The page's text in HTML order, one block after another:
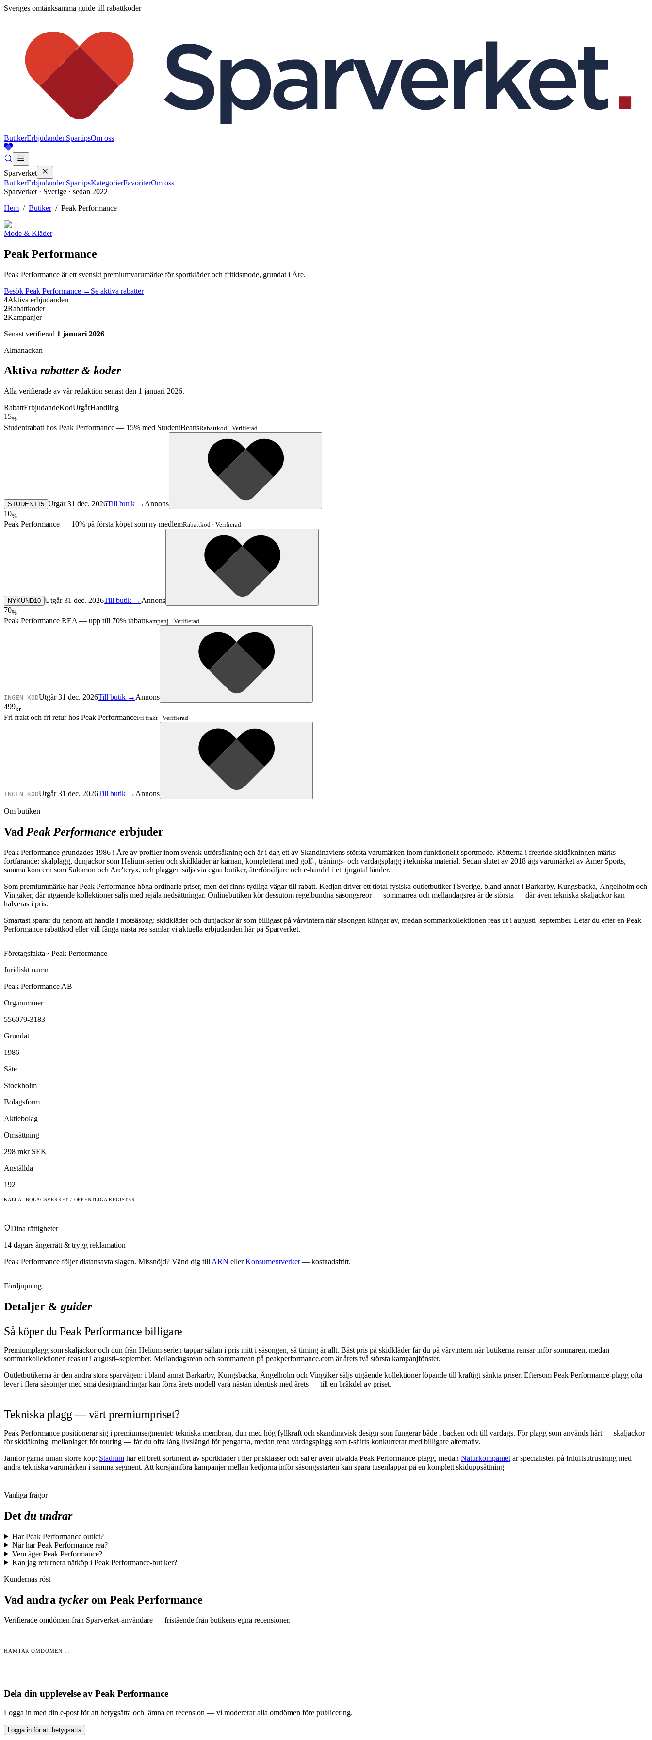
Sveriges omtänksamma guide till rabattkoder
ButikerErbjudandenSpartipsOm oss
Sparverket
ButikerErbjudandenSpartipsKategorierFavoriterOm oss
Sparverket · Sverige · sedan 2022
Hem / Butiker/ Peak Performance
Mode & Kläder
Peak Performance
Peak Performance är ett svenskt premiumvarumärke för sportkläder och fritidsmode, grundat i Åre.
Besök Peak Performance → Se aktiva rabatter
4Aktiva erbjudanden
2Rabattkoder
2Kampanjer
Senast verifierad 1 januari 2026
Almanackan
Aktiva rabatter & koder
Alla verifierade av vår redaktion senast den 1 januari 2026.
RabattErbjudandeKodUtgårHandling
15%
Studentrabatt hos Peak Performance — 15% med StudentBeansRabattkod · Verifierad
STUDENT15 Utgår 31 dec. 2026Till butik → Annons
10%
Peak Performance — 10% på första köpet som ny medlemRabattkod · Verifierad
NYKUND10 Utgår 31 dec. 2026Till butik → Annons
70%
Peak Performance REA — upp till 70% rabattKampanj · Verifierad
INGEN KODUtgår 31 dec. 2026Till butik → Annons
499kr
Fri frakt och fri retur hos Peak PerformanceFri frakt · Verifierad
INGEN KODUtgår 31 dec. 2026Till butik → Annons
Om butiken
Vad Peak Performance erbjuder
Peak Performance grundades 1986 i Åre av profiler inom svensk utförsåkning och är i dag ett av Skandinaviens största varumärken inom funktionellt sportmode. Rötterna i freeride-skidåkningen märks
fortfarande: skalplagg, dunjackor som Helium-serien och skidkläder är kärnan, kompletterat med golf-, tränings- och vardagsplagg i tekniska material. Sedan slutet av 2018 ägs varumärket av Amer Sports,
samma koncern som Salomon och Arc'teryx, och plaggen säljs via egna butiker, återförsäljare och e-handel i ett tjugotal länder.
Som premiummärke har Peak Performance höga ordinarie priser, men det finns tydliga vägar till rabatt. Kedjan driver ett tiotal fysiska outletbutiker i Sverige, bland annat i Barkarby, Kungsbacka, Ängelholm och
Vingåker, där utgående kollektioner säljs med rejäla nedsättningar. Onlinebutiken kör dessutom regelbundna säsongsreor — sommarrea och mellandagsrea är de största — där även tekniska skaljackor kan
halveras i pris.
Smartast sparar du genom att handla i motsäsong: skidkläder och dunjackor är som billigast på vårvintern när säsongen klingar av, medan sommarkollektionen reas ut i augusti–september. Letar du efter en Peak
Performance rabattkod eller vill fånga nästa rea samlar vi aktuella erbjudanden här på Sparverket.
Företagsfakta · Peak Performance
Juridiskt namn
Peak Performance AB
Org.nummer
556079-3183
Grundat
1986
Säte
Stockholm
Bolagsform
Aktiebolag
Omsättning
298 mkr SEK
Anställda
192
KÄLLA: BOLAGSVERKET / OFFENTLIGA REGISTER
Dina rättigheter
14 dagars ångerrätt & trygg reklamation
Peak Performance följer distansavtalslagen. Missnöjd? Vänd dig till ARN eller Konsumentverket — kostnadsfritt.
Fördjupning
Detaljer & guider
Så köper du Peak Performance billigare
Premiumplagg som skaljackor och dun från Helium-serien tappar sällan i pris mitt i säsongen, så timing är allt. Bäst pris på skidkläder får du på vårvintern när butikerna rensar inför sommaren, medan
sommarkollektionen reas ut i augusti–september. Mellandagsrean och sommarrean på peakperformance.com är årets två största kampanjfönster.
Outletbutikerna är den andra stora sparvägen: i bland annat Barkarby, Kungsbacka, Ängelholm och Vingåker säljs utgående kollektioner löpande till kraftigt sänkta priser. Eftersom Peak Performance-plagg ofta
lever i flera säsonger med små designändringar kan förra årets modell vara nästan identisk med årets — till en bråkdel av priset.
Tekniska plagg — värt premiumpriset?
Peak Performance positionerar sig i premiumsegmentet: tekniska membran, dun med hög fyllkraft och skandinavisk design som fungerar både i backen och till vardags. För plagg som används hårt — skaljackor
för skidåkning, mellanlager för touring — får du ofta lång livslängd för pengarna, medan rena vardagsplagg som t-shirts konkurrerar med billigare alternativ.
Jämför gärna innan större köp: Stadium har ett brett sortiment av sportkläder i fler prisklasser och säljer även utvalda Peak Performance-plagg, medan Naturkompaniet är specialisten på friluftsutrustning med
andra tekniska varumärken i samma segment. Att korsjämföra kampanjer mellan kedjorna inför säsongsstarten kan spara tusenlappar på en komplett skiduppsättning.
Vanliga frågor
Det du undrar
Har Peak Performance outlet?
När har Peak Performance rea?
Vem äger Peak Performance?
Kan jag returnera nätköp i Peak Performance-butiker?
Kundernas röst
Vad andra tyckerom Peak Performance
Verifierade omdömen från Sparverket-användare — fristående från butikens egna recensioner.
HÄMTAR OMDÖMEN …
Dela din upplevelse av Peak Performance
Logga in med din e-post för att betygsätta och lämna en recension — vi modererar alla omdömen före publicering.
Logga in för att betygsätta